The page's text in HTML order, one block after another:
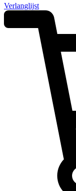
Verlanglijst